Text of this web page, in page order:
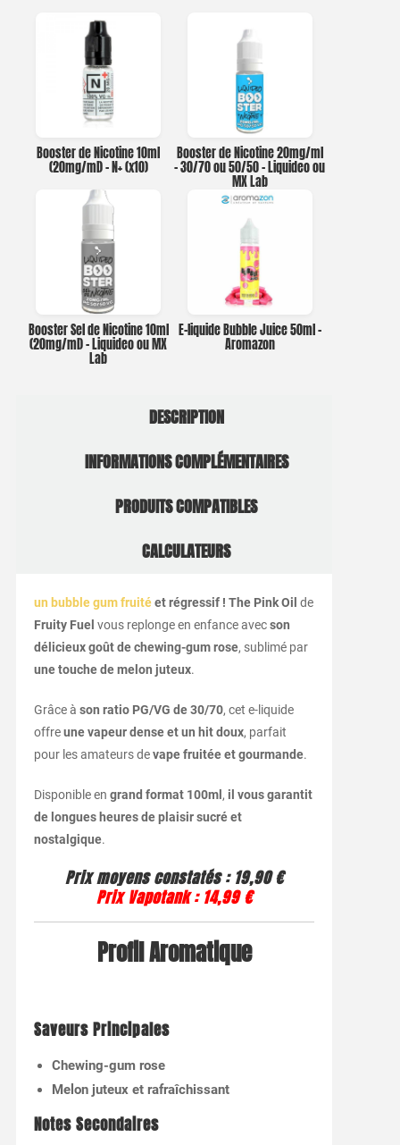
Booster de Nicotine 10ml
(20mg/ml) – N+ (x10)
Booster de Nicotine 20mg/ml
– 30/70 ou 50/50 – Liquideo ou
MX Lab
Booster Sel de Nicotine 10ml
(20mg/ml) – Liquideo ou MX
Lab
E-liquide Bubble Juice 50ml –
Aromazon
DESCRIPTION
INFORMATIONS COMPLÉMENTAIRES
PRODUITS COMPATIBLES
CALCULATEURS
un bubble gum fruitéet régressif ! The Pink Oil de
Fruity Fuel vous replonge en enfance avecson
délicieux goût de chewing-gum rose, sublimé par
une touche de melon juteux.
Grâce à son ratio PG/VG de 30/70, cet e-liquide
offreune vapeur dense et un hit doux, parfait
pour les amateurs devape fruitée et gourmande.
Disponible en grand format 100ml , il vous garantit
de longues heures de plaisir sucré et
nostalgique.
Prix moyens constatés :19,90 €
Prix Vapotank :14,99 €
Profil Aromatique
Saveurs Principales
Chewing-gum rose
Melon juteux et rafraîchissant
Notes Secondaires